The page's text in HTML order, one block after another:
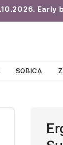
SOBICA